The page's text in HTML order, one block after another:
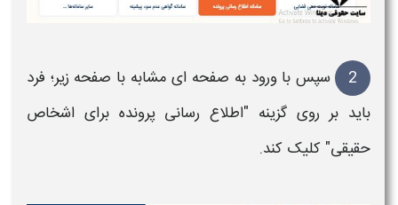
2
سپس با ورود به صفحه ای مشابه با صفحه زیر؛ فرد
باید بر روی گزینه "اطلاع رسانیپروندهبرای اشخاص
حقیقی" کلیک کند.